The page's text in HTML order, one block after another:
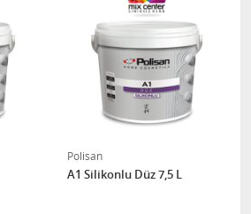
Polisan
A1 Silikonlu Düz 7,5 L